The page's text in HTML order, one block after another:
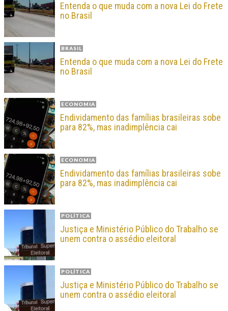
Entenda o que muda com a nova Lei do Frete
no Brasil
BRASIL
Entenda o que muda com a nova Lei do Frete
no Brasil
ECONOMIA
Endividamento das famílias brasileiras sobe
para 82%, mas inadimplência cai
ECONOMIA
Endividamento das famílias brasileiras sobe
para 82%, mas inadimplência cai
POLÍTICA
Justiça e Ministério Público do Trabalho se
unem contra o assédio eleitoral
POLÍTICA
Justiça e Ministério Público do Trabalho se
unem contra o assédio eleitoral